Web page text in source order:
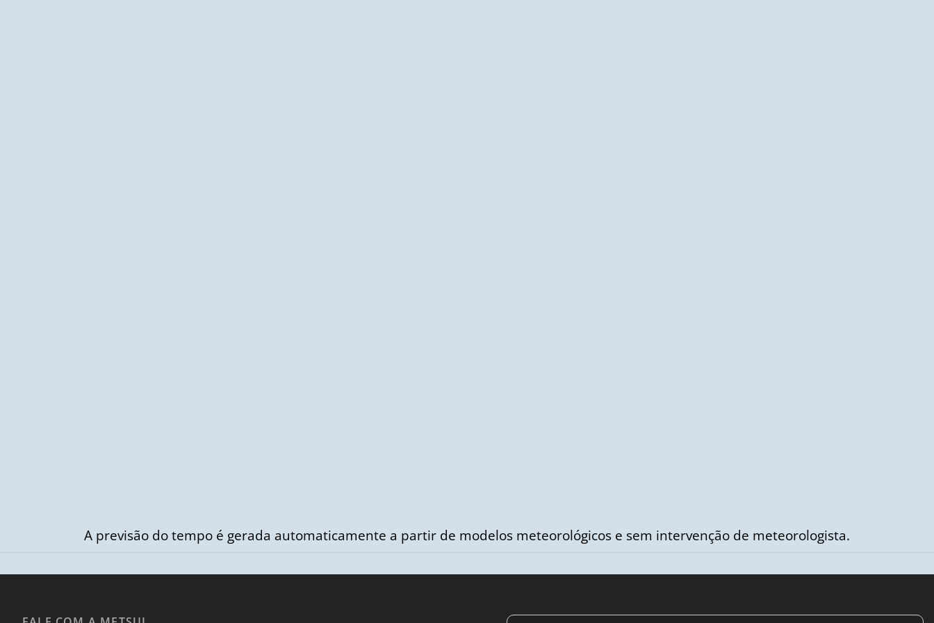
A previsão do tempo é gerada automaticamente a partir de modelos meteorológicos e sem intervenção de meteorologista.